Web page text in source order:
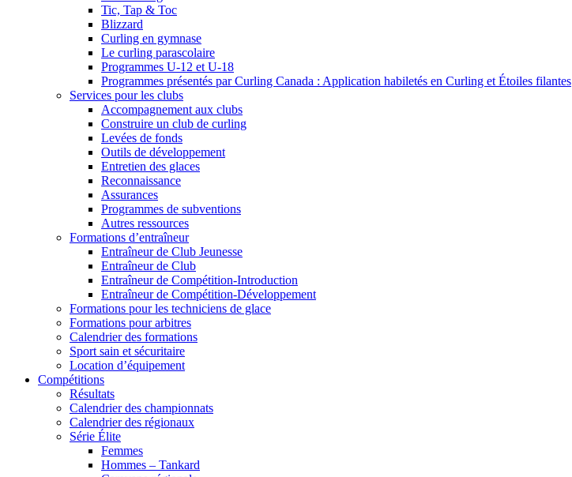
Tic, Tap & Toc
Blizzard
Curling en gymnase
Le curling parascolaire
Programmes U-12 et U-18
Programmes présentés par Curling Canada : Application habiletés en Curling et Étoiles filantes
Services pour les clubs
Accompagnement aux clubs
Construire un club de curling
Levées de fonds
Outils de développement
Entretien des glaces
Reconnaissance
Assurances
Programmes de subventions
Autres ressources
Formations d’entraîneur
Entraîneur de Club Jeunesse
Entraîneur de Club
Entraîneur de Compétition-Introduction
Entraîneur de Compétition-Développement
Formations pour les techniciens de glace
Formations pour arbitres
Calendrier des formations
Sport sain et sécuritaire
Location d’équipement
Compétitions
Résultats
Calendrier des championnats
Calendrier des régionaux
Série Élite
Femmes
Hommes – Tankard